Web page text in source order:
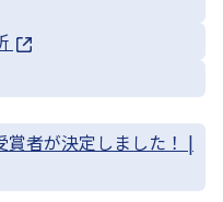
者が決定しました！ |